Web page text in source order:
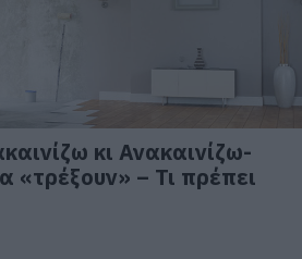
κι Ανακαινίζω-
«τρέξουν» – Τι πρέπει